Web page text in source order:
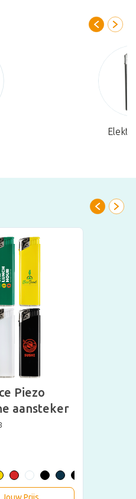
Piezo
aansteker
Bereken Jouw Prijs